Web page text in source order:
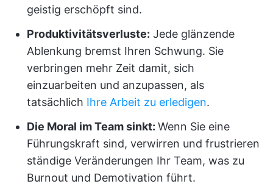
geistig erschöpft sind.
Produktivitätsverluste: Jede glänzende
Ablenkung bremst Ihren Schwung. Sie
verbringen mehr Zeit damit, sich
einzuarbeiten und anzupassen, als
tatsächlich Ihre Arbeit zu erledigen.
Die Moral im Team sinkt: Wenn Sie eine
Führungskraft sind, verwirren und frustrieren
ständige Veränderungen Ihr Team, was zu
Burnout und Demotivation führt.